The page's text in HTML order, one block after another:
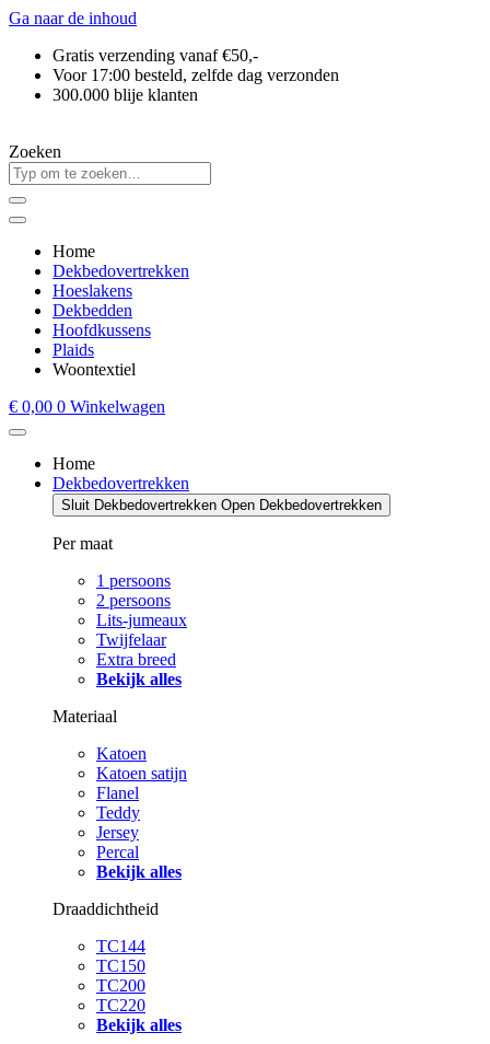
Ga naar de inhoud
Gratis verzending vanaf €50,-
Voor 17:00 besteld, zelfde dag verzonden
300.000 blije klanten
Zoeken
Home
Dekbedovertrekken
Hoeslakens
Dekbedden
Hoofdkussens
Plaids
Woontextiel
€ 0,00 0 Winkelwagen
Home
Dekbedovertrekken
Sluit Dekbedovertrekken Open Dekbedovertrekken
Per maat
1 persoons
2 persoons
Lits-jumeaux
Twijfelaar
Extra breed
Bekijk alles
Materiaal
Katoen
Katoen satijn
Flanel
Teddy
Jersey
Percal
Bekijk alles
Draaddichtheid
TC144
TC150
TC200
TC220
Bekijk alles